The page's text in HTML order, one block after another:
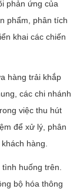
phản ứng của
phẩm, phân tích
khai các chiến
hàng trải khắp
các chi nhánh
việc thu hút
để xử lý, phân
hàng.
huống trên.
bộ hóa thông